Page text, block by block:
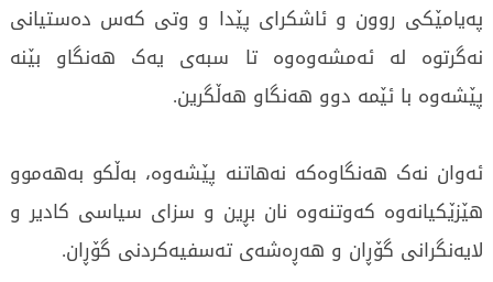
پەیامێکی روون و ئاشکرای پێدا و وتی کەس دەستیانی
نەگرتوە لە ئەمشەوەوە تا سبەی یەک هەنگاو بێنە
پێشەوە با ئێمە دوو هەنگاو هەڵگرین.
ئەوان نەک هەنگاوەکە نەهاتنە پێشەوە، بەڵکو بەهەموو
هێزێکیانەوە کەوتنەوە نان بڕین و سزای سیاسی کادیر و
لایەنگرانی گۆڕان و هەڕەشەی تەسفیەکردنی گۆڕان.